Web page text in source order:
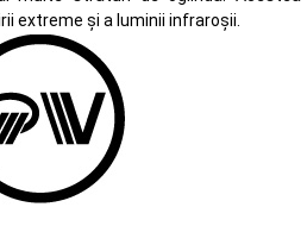
extreme și a luminii infraroșii.